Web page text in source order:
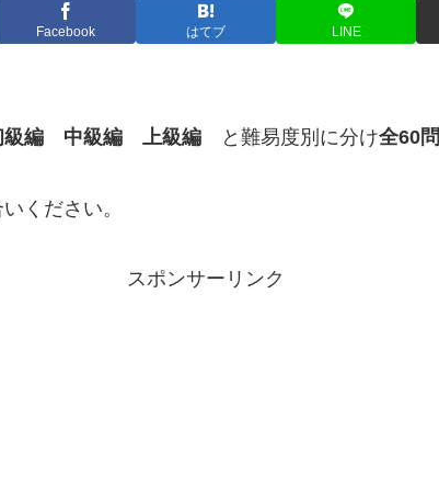
Facebook はてブ LINE
級編 中級編 上級編 と難易度別に分け全60問
ください。
スポンサーリンク